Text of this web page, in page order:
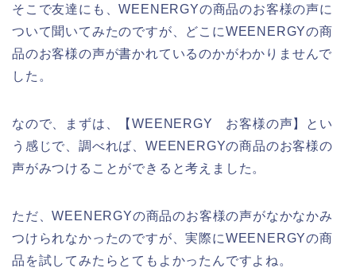
そこで友達にも、WEENERGYの商品のお客様の声に
ついて聞いてみたのですが、どこにWEENERGYの商
品のお客様の声が書かれているのかがわかりませんで
した。
なので、まずは、【WEENERGY お客様の声】とい
う感じで、調べれば、WEENERGYの商品のお客様の
声がみつけることができると考えました。
ただ、WEENERGYの商品のお客様の声がなかなかみ
つけられなかったのですが、実際にWEENERGYの商
品を試してみたらとてもよかったんですよね。